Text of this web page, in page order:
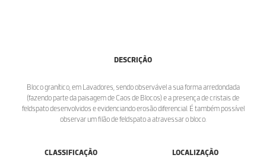
DESCRIÇÃO
Bloco granítico, em Lavadores, sendo observável a sua forma arredondada
(fazendo parte da paisagem de Caos de Blocos) e a presença de cristais de
feldspato desenvolvidos e evidenciando erosão diferencial. É também possível
observar um filão de feldspato a atravessar o bloco.
CLASSIFICAÇÃO LOCALIZAÇÃO